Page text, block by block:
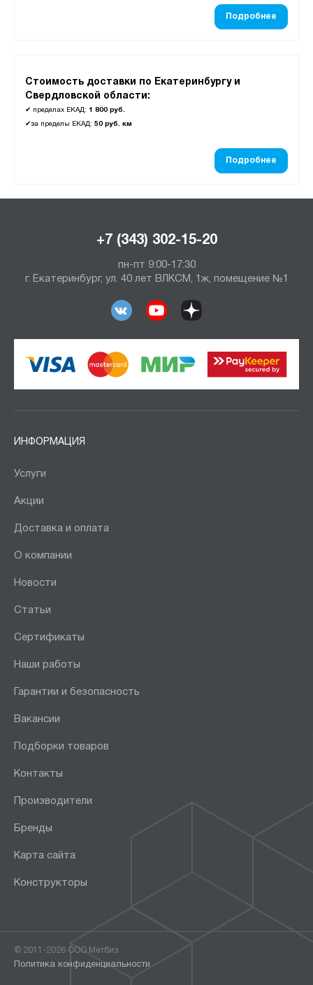
Подробнее
Стоимость доставки по Екатеринбургу и
Свердловской области:
✔ пределах ЕКАД: 1 800 руб.
✔за пределы ЕКАД: 50 руб. км
Подробнее
+7 (343) 302-15-20
пн-пт 9:00-17:30
г. Екатеринбург, ул. 40 лет ВЛКСМ, 1ж, помещение №1
ИНФОРМАЦИЯ
Услуги
Акции
Доставка и оплата
О компании
Новости
Статьи
Сертификаты
Наши работы
Гарантии и безопасность
Вакансии
Подборки товаров
Контакты
Производители
Бренды
Карта сайта
Конструкторы
© 2011-2026 ООО Метбиз
Политика конфиденциальности